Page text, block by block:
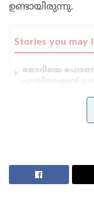
ഉണ്ടായിരുന്നു.
Stories you may
മോദിയെ
എ.ഐ
നിലവിൽ
വിപണിയിലെ